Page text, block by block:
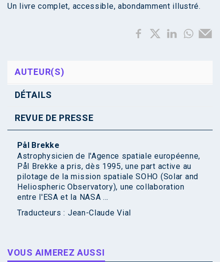
Un livre complet, accessible, abondamment illustré.
AUTEUR(S)
DÉTAILS
REVUE DE PRESSE
Pål Brekke
Astrophysicien de l'Agence spatiale européenne,
Pål Brekke a pris, dès 1995, une part active au
pilotage de la mission spatiale SOHO (Solar and
Heliospheric Observatory), une collaboration
entre l'ESA et la NASA ...
Traducteurs : Jean-Claude Vial
VOUS AIMEREZ AUSSI